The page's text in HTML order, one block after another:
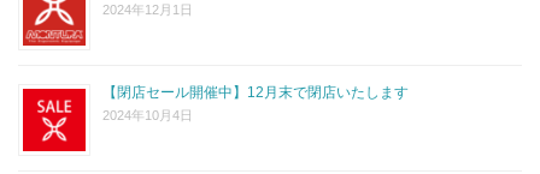
2024年12月1日
【閉店セール開催中】12月末で閉店いたします
2024年10月4日